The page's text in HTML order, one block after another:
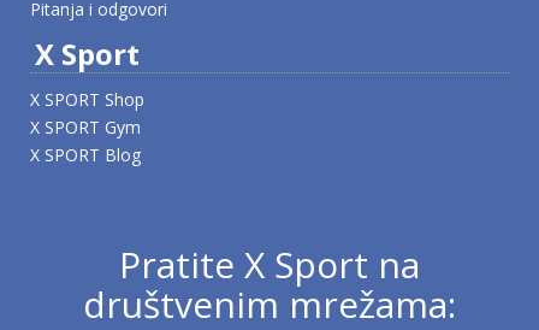
Pitanja i odgovori
X Sport
X SPORT Shop
X SPORT Gym
X SPORT Blog
Pratite X Sport na
društvenim mrežama: